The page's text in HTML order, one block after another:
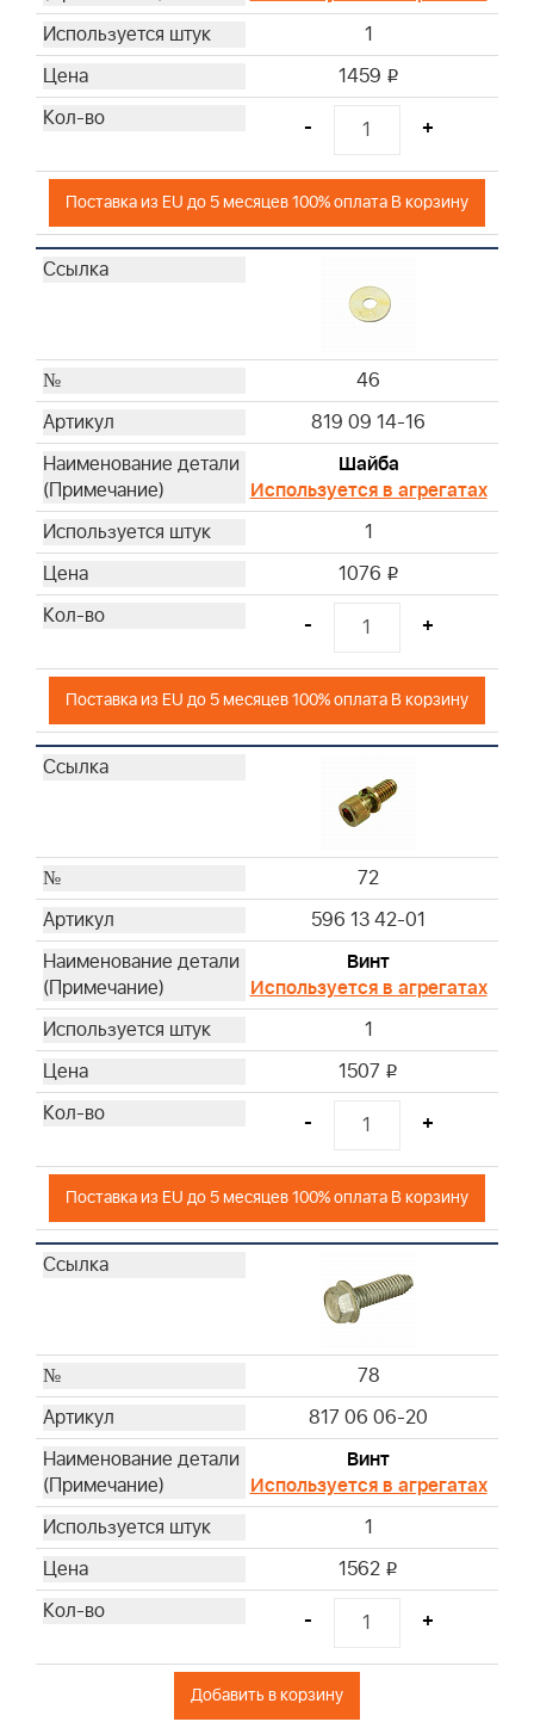
1
1459 i
- +
Поставка из EU до 5 месяцев 100% оплата В корзину
46
819 09 14-16
Шайба
Используется в агрегатах
1
1076 i
- +
Поставка из EU до 5 месяцев 100% оплата В корзину
72
596 13 42-01
Винт
Используется в агрегатах
1
1507 i
- +
Поставка из EU до 5 месяцев 100% оплата В корзину
78
817 06 06-20
Винт
Используется в агрегатах
1
1562 i
- +
Добавить в корзину